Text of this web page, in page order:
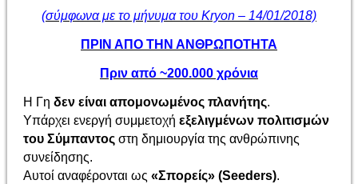
(σύμφωνα με το μήνυμα του Kryon – 14/01/2018)
ΠΡΙΝ ΑΠΟ ΤΗΝ ΑΝΘΡΩΠΟΤΗΤΑ
Πριν από ~200.000 χρόνια
Η Γηδεν είναι απομονωμένος πλανήτης.
Υπάρχει ενεργή συμμετοχήεξελιγμένων πολιτισμών
του Σύμπαντος στη δημιουργία της ανθρώπινης
συνείδησης.
Αυτοί αναφέρονται ως«Σπορείς» (Seeders).